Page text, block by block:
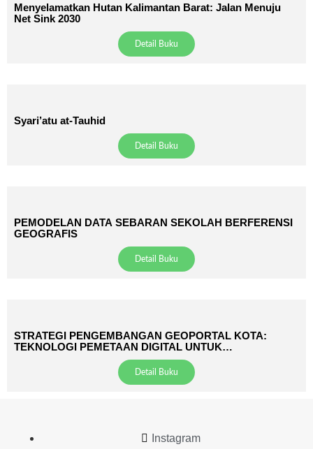
Menyelamatkan Hutan Kalimantan Barat: Jalan Menuju
Net Sink 2030
Detail Buku
Syari’atu at-Tauhid
Detail Buku
PEMODELAN DATA SEBARAN SEKOLAH BERFERENSI
GEOGRAFIS
Detail Buku
STRATEGI PENGEMBANGAN GEOPORTAL KOTA:
TEKNOLOGI PEMETAAN DIGITAL UNTUK
TRANSFORMASI PELAYANAN PUBLIK
Detail Buku
Instagram